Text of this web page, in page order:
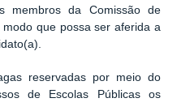
membros da Comissão de
que possa ser aferida a
reservadas por meio do
de Escolas Públicas os